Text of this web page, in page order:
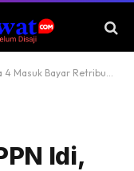
Petugas Retribusi Maki Warga yang Protes
Idi,